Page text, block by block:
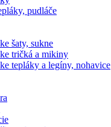
pudláče
šaty, sukne
tričká a mikiny
tepláky a legíny, nohavice